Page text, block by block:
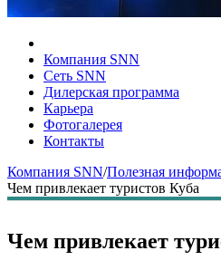
Компания SNN
Сеть SNN
Дилерская программа
Карьера
Фотогалерея
Контакты
Компания SNN/Полезная
Чем привлекает туристов Куба
Чем привлекает